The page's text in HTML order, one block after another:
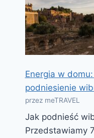
Energia w
podniesienie
przez meTRAVEL
Jak podnieść
Przedstawiamy